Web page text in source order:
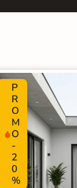
P
R
O
M
O
-
2
0
%